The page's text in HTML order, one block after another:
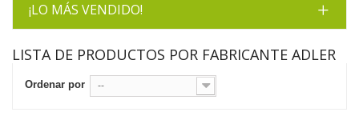
¡LO MÁS VENDIDO!
LISTA DE PRODUCTOS POR FABRICANTE ADLER
Ordenar por --